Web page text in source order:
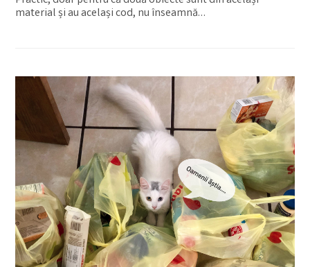
material și au același cod, nu înseamnă…